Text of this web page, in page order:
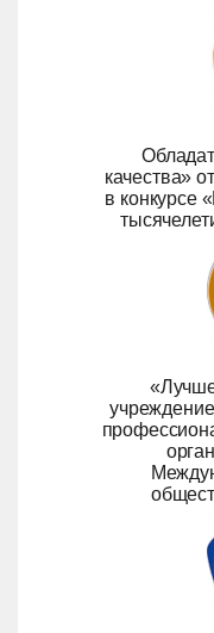
качества»
в конкурсе